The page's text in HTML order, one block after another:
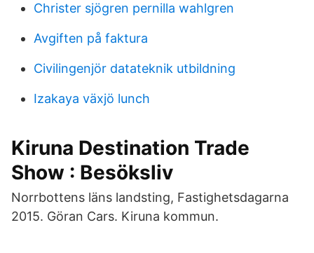
Christer sjögren pernilla wahlgren
Avgiften på faktura
Civilingenjör datateknik utbildning
Izakaya växjö lunch
Kiruna Destination Trade
Show : Besöksliv
Norrbottens läns landsting, Fastighetsdagarna
2015. Göran Cars. Kiruna kommun.